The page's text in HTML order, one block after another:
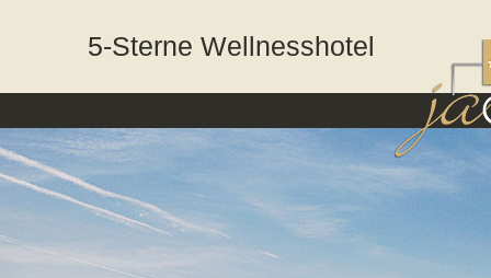
5-Sterne Wellnesshotel